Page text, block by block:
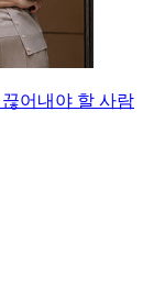
어내야 할 사람